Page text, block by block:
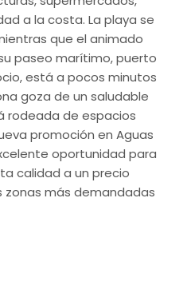
a la costa. La playa se
que el animado
paseo marítimo, puerto
está a pocos minutos
goza de un saludable
rodeada de espacios
promoción en Aguas
oportunidad para
calidad a un precio
más demandadas